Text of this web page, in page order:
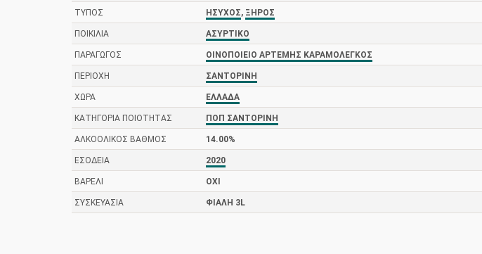
ΤΎΠΟΣ ΉΣΥΧΟΣ, ΞΗΡΌΣ
ΠΟΙΚΙΛΊΑ ΑΣΎΡΤΙΚΟ
ΠΑΡΑΓΩΓΌΣ ΟΙΝΟΠΟΙΕΊΟ ΑΡΤΈΜΗΣ ΚΑΡΑΜΟΛΈΓΚΟΣ
ΠΕΡΙΟΧΉ ΣΑΝΤΟΡΊΝΗ
ΧΏΡΑ ΕΛΛΆΔΑ
ΚΑΤΗΓΟΡΊΑ ΠΟΙΌΤΗΤΑΣ ΠΟΠ ΣΑΝΤΟΡΊΝΗ
ΑΛΚΟΟΛΙΚΌΣ ΒΑΘΜΌΣ 14.00%
ΕΣΟΔΕΊΑ 2020
ΒΑΡΈΛΙ ΌΧΙ
ΣΥΣΚΕΥΑΣΊΑ ΦΙΆΛΗ 3L